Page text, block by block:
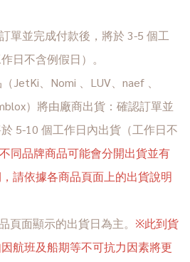
單並完成付款後，將於 3-5 個工
日不含例假日）。
JetKi、Nomi 、LUV、naef 、
）將由廠商出貨：確認訂單並
5-10 個工作日內出貨（工作日不
同品牌商品可能會分開出貨並有
請依據各商品頁面上的出貨說明
頁面顯示的出貨日為主。 ※此到貨
航班及船期等不可抗力因素將更